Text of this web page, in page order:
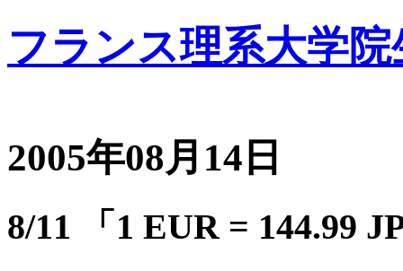
フランス理系大学
2005年08月14日
8/11 「1 EUR = 144.99